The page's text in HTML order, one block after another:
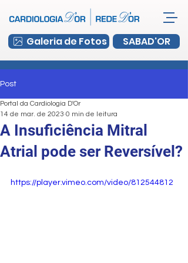
Galeria de Fotos SABAD'OR
Post
A Insuficiência Mitral
Atrial pode ser Reversível?
Portal da Cardiologia D'Or
14 de mar. de 2023 0 min de leitura
https://player.vimeo.com/video/812544812